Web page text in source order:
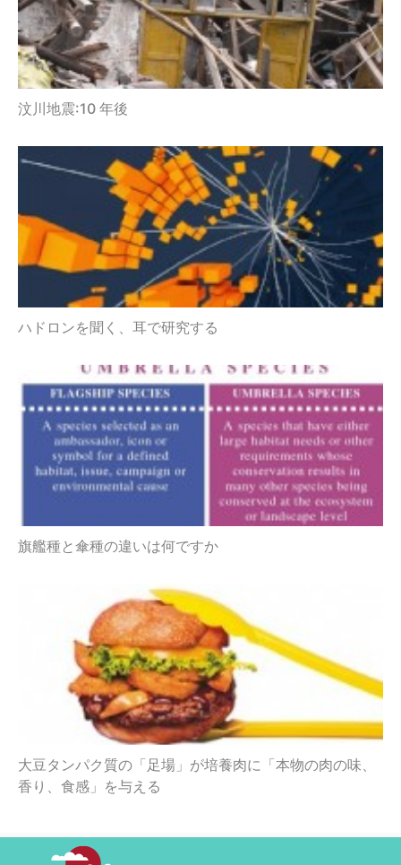
汶川地震:10 年後
ハドロンを聞く、耳で研究する
旗艦種と傘種の違いは何ですか
大豆タンパク質の「足場」が培養肉に「本物の肉の味、
香り、食感」を与える